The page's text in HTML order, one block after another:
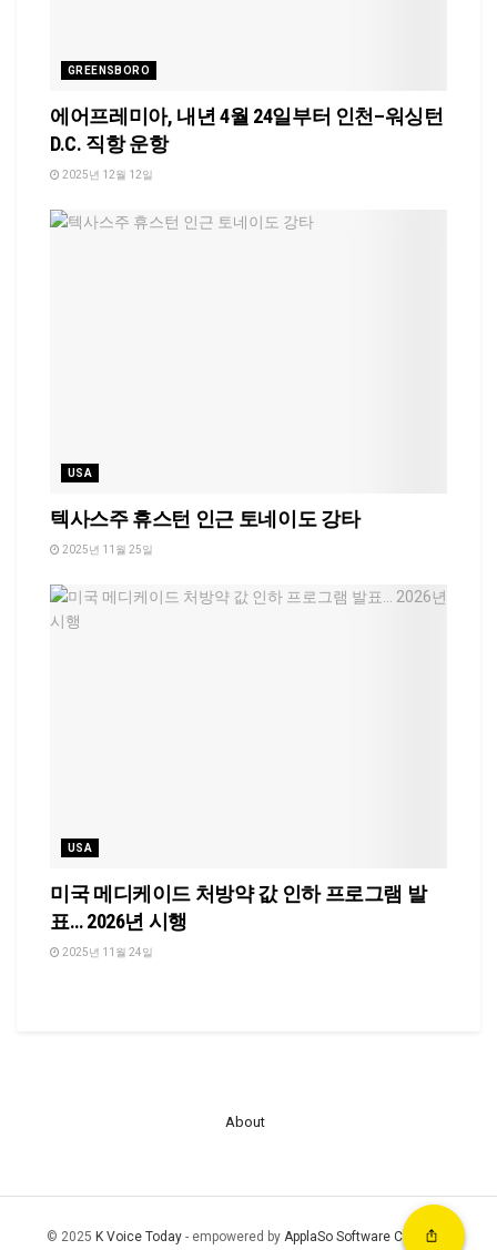
GREENSBORO
에어프레미아, 내년 4월 24일부터 인천–워싱턴
D.C. 직항 운항
2025년 12월 12일
USA
텍사스주 휴스턴 인근 토네이도 강타
2025년 11월 25일
USA
미국 메디케이드 처방약 값 인하 프로그램 발
표… 2026년 시행
2025년 11월 24일
About
© 2025 K Voice Today- empowered by ApplaSo Software Company